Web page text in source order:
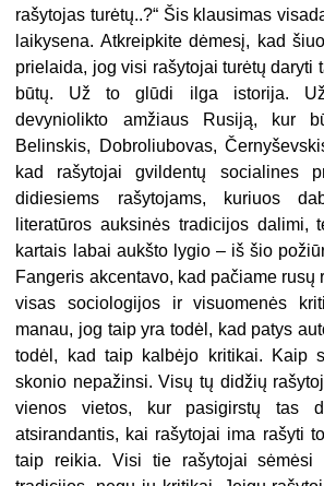
rašytojas turėtų..?“ Šis klausimas
laikysena. Atkreipkite dėmesį, kad
prielaida, jog visi rašytojai turėtų daryti
būtų. Už to glūdi ilga istorija.
devyniolikto amžiaus Rusiją, kur
Belinskis, Dobroliubovas,
kad rašytojai gvildentų socialines
didiesiems rašytojams, kuriuos
literatūros auksinės tradicijos dalimi,
kartais labai aukšto lygio – iš šio
Fangeris akcentavo, kad pačiame rusų
visas sociologijos ir visuomenės
manau, jog taip yra todėl, kad patys
todėl, kad taip kalbėjo kritikai. Kaip
skonio nepažinsi. Visų tų didžių
vienos vietos, kur pasigirstų tas
atsirandantis, kai rašytojai ima rašyti
taip reikia. Visi tie rašytojai sėmėsi